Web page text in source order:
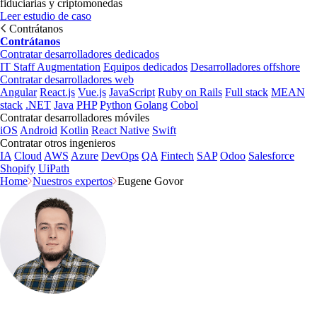
fiduciarias y criptomonedas
Leer estudio de caso
Contrátanos
Contrátanos
Contratar desarrolladores dedicados
IT Staff Augmentation Equipos dedicados Desarrolladores offshore
Contratar desarrolladores web
Angular React.js Vue.js JavaScript Ruby on Rails Full stack MEAN
stack .NET Java PHP Python Golang Cobol
Contratar desarrolladores móviles
iOS Android Kotlin React Native Swift
Contratar otros ingenieros
IA Cloud AWS Azure DevOps QA Fintech SAP Odoo Salesforce
Shopify UiPath
Home Nuestros expertos Eugene Govor